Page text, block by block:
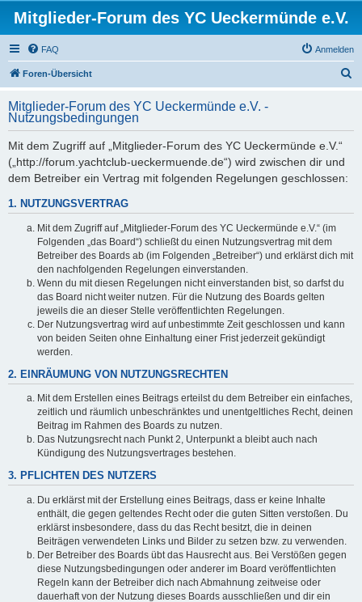
Mitglieder-Forum des YC Ueckermünde e.V.
FAQ Anmelden
Foren-Übersicht
h
Mitglieder-Forum des YC Ueckermünde e.V. -
Nutzungsbedingungen
Mit dem Zugriff auf „Mitglieder-Forum des YC Ueckermünde e.V.“
(„http://forum.yachtclub-ueckermuende.de“) wird zwischen dir und
dem Betreiber ein Vertrag mit folgenden Regelungen geschlossen:
1. NUTZUNGSVERTRAG
Mit dem Zugriff auf „Mitglieder-Forum des YC Ueckermünde e.V.“ (im
Folgenden „das Board“) schließt du einen Nutzungsvertrag mit dem
Betreiber des Boards ab (im Folgenden „Betreiber“) und erklärst dich mit
den nachfolgenden Regelungen einverstanden.
Wenn du mit diesen Regelungen nicht einverstanden bist, so darfst du
das Board nicht weiter nutzen. Für die Nutzung des Boards gelten
jeweils die an dieser Stelle veröffentlichten Regelungen.
Der Nutzungsvertrag wird auf unbestimmte Zeit geschlossen und kann
von beiden Seiten ohne Einhaltung einer Frist jederzeit gekündigt
werden.
2. EINRÄUMUNG VON NUTZUNGSRECHTEN
Mit dem Erstellen eines Beitrags erteilst du dem Betreiber ein einfaches,
zeitlich und räumlich unbeschränktes und unentgeltliches Recht, deinen
Beitrag im Rahmen des Boards zu nutzen.
Das Nutzungsrecht nach Punkt 2, Unterpunkt a bleibt auch nach
Kündigung des Nutzungsvertrages bestehen.
3. PFLICHTEN DES NUTZERS
Du erklärst mit der Erstellung eines Beitrags, dass er keine Inhalte
enthält, die gegen geltendes Recht oder die guten Sitten verstoßen. Du
erklärst insbesondere, dass du das Recht besitzt, die in deinen
Beiträgen verwendeten Links und Bilder zu setzen bzw. zu verwenden.
Der Betreiber des Boards übt das Hausrecht aus. Bei Verstößen gegen
diese Nutzungsbedingungen oder anderer im Board veröffentlichten
Regeln kann der Betreiber dich nach Abmahnung zeitweise oder
dauerhaft von der Nutzung dieses Boards ausschließen und dir ein